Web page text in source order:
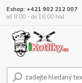
Eshop: +421 902 212 007
od 8:00 - do 16:00 hod